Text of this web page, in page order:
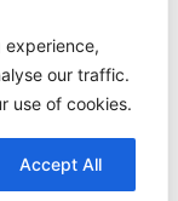
experience,
our traffic.
use of cookies.
Accept All